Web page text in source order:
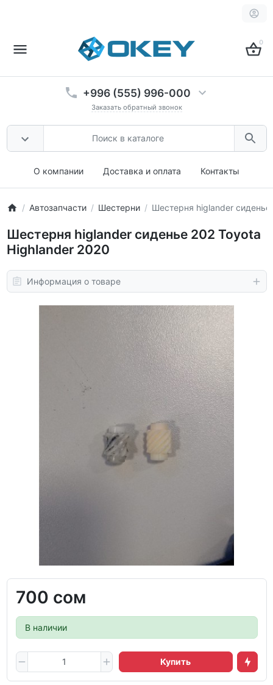
0
+996 (555) 996-000
Заказать обратный звонок
О компании Доставка и оплата Контакты
Автозапчасти Шестерни Шестерня higlander
Шестерня higlander сиденье 202 Toyota
Highlander 2020
Информация о товаре
700 сом
В наличии
Купить